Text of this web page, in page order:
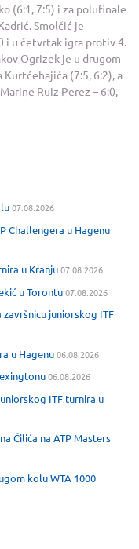
(6:1, 7:5) i za polufinale
Smolčić je
i u četvrtak igra protiv 4.
Ogrizek je u drugom
(7:5, 6:2), a
Ruiz Perez – 6:0,
07.08.2026
Challengera u Hagenu
u Kranju07.08.2026
u Torontu07.08.2026
juniorskog ITF
u Hagenu06.08.2026
06.08.2026
ITF turnira u
Čilića na ATP Masters
kolu WTA 1000